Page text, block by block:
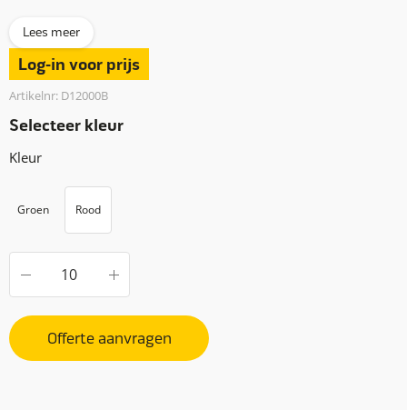
Lees meer
Log-in voor prijs
Artikelnr: D12000B
Selecteer kleur
Kleur
Groen Rood
Offerte aanvragen